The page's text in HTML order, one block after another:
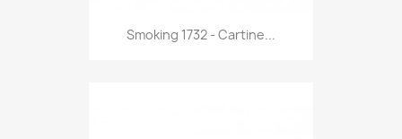
Anteprima
Smoking 1732 - Cartine...